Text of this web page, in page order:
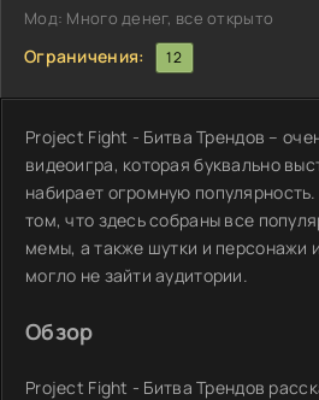
Мод: Много денег, все открыто
Ограничения: 12
Project Fight - Битва Трендов –
видеоигра, которая буквально
набирает огромную
том, что здесь собраны все
мемы, а также шутки и персонажи
могло не зайти аудитории.
Обзор
Project Fight - Битва Трендов